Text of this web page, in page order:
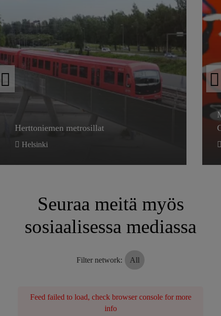
Herttoniemen metrosillat
Helsinki
Herttoniemen metrosillat
Seuraa meitä myös
sosiaalisessa mediassa
Filter network: All
Feed failed to load, check browser console for more
info